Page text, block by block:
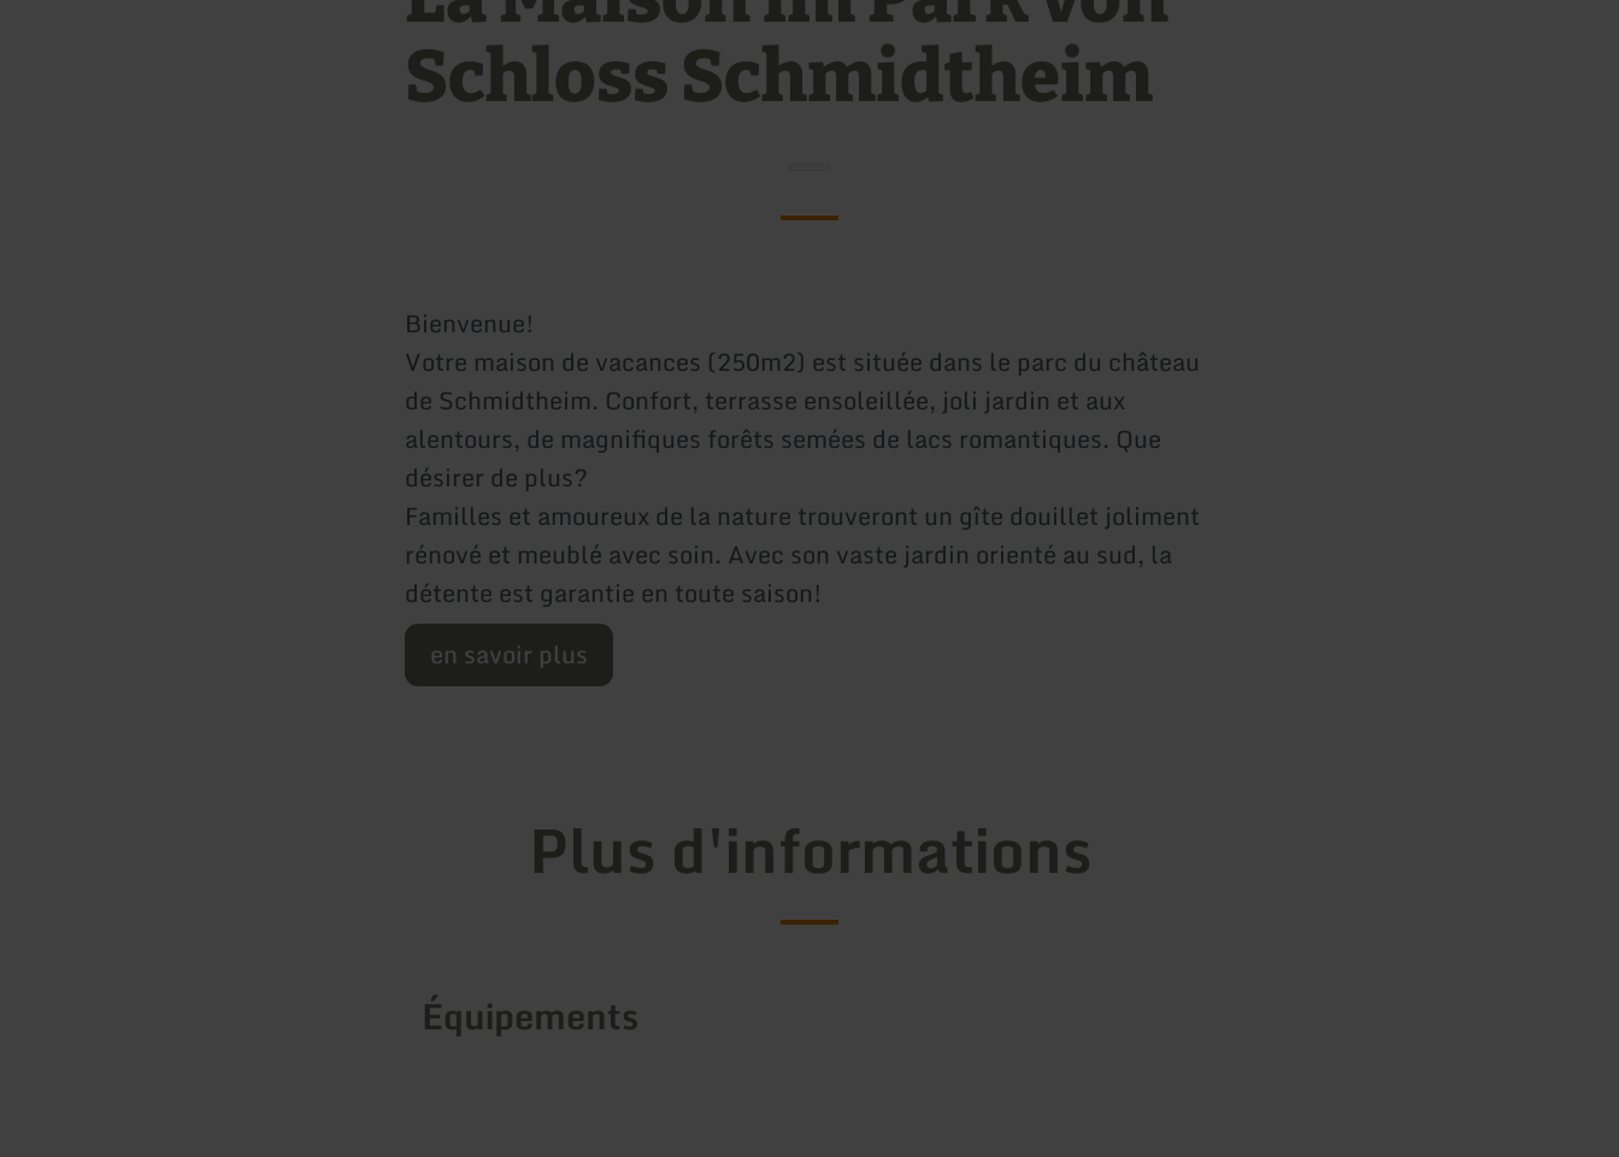
Schloss Schmidtheim
Bienvenue!
Votre maison de vacances (250m2) est située dans le parc du château
de Schmidtheim. Confort, terrasse ensoleillée, joli jardin et aux
alentours, de magnifiques forêts semées de lacs romantiques. Que
désirer de plus?
Familles et amoureux de la nature trouveront un gîte douillet joliment
rénové et meublé avec soin. Avec son vaste jardin orienté au sud, la
détente est garantie en toute saison!
en savoir plus
Plus d'informations
Équipements